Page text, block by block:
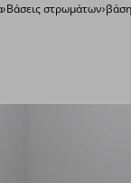
›Βάσεις στρωμάτων›